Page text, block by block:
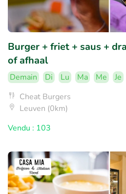
Burger + friet + saus +
of afhaal
Demain Di Lu Ma Me
Je
Cheat Burgers
Leuven (0km)
Vendu : 103